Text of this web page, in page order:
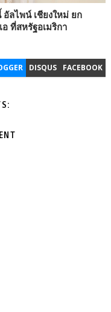
อัลไพน์ เชียงใหม่ ยก
อ ที่สหรัฐอเมริกา
DISQUS FACEBOOK